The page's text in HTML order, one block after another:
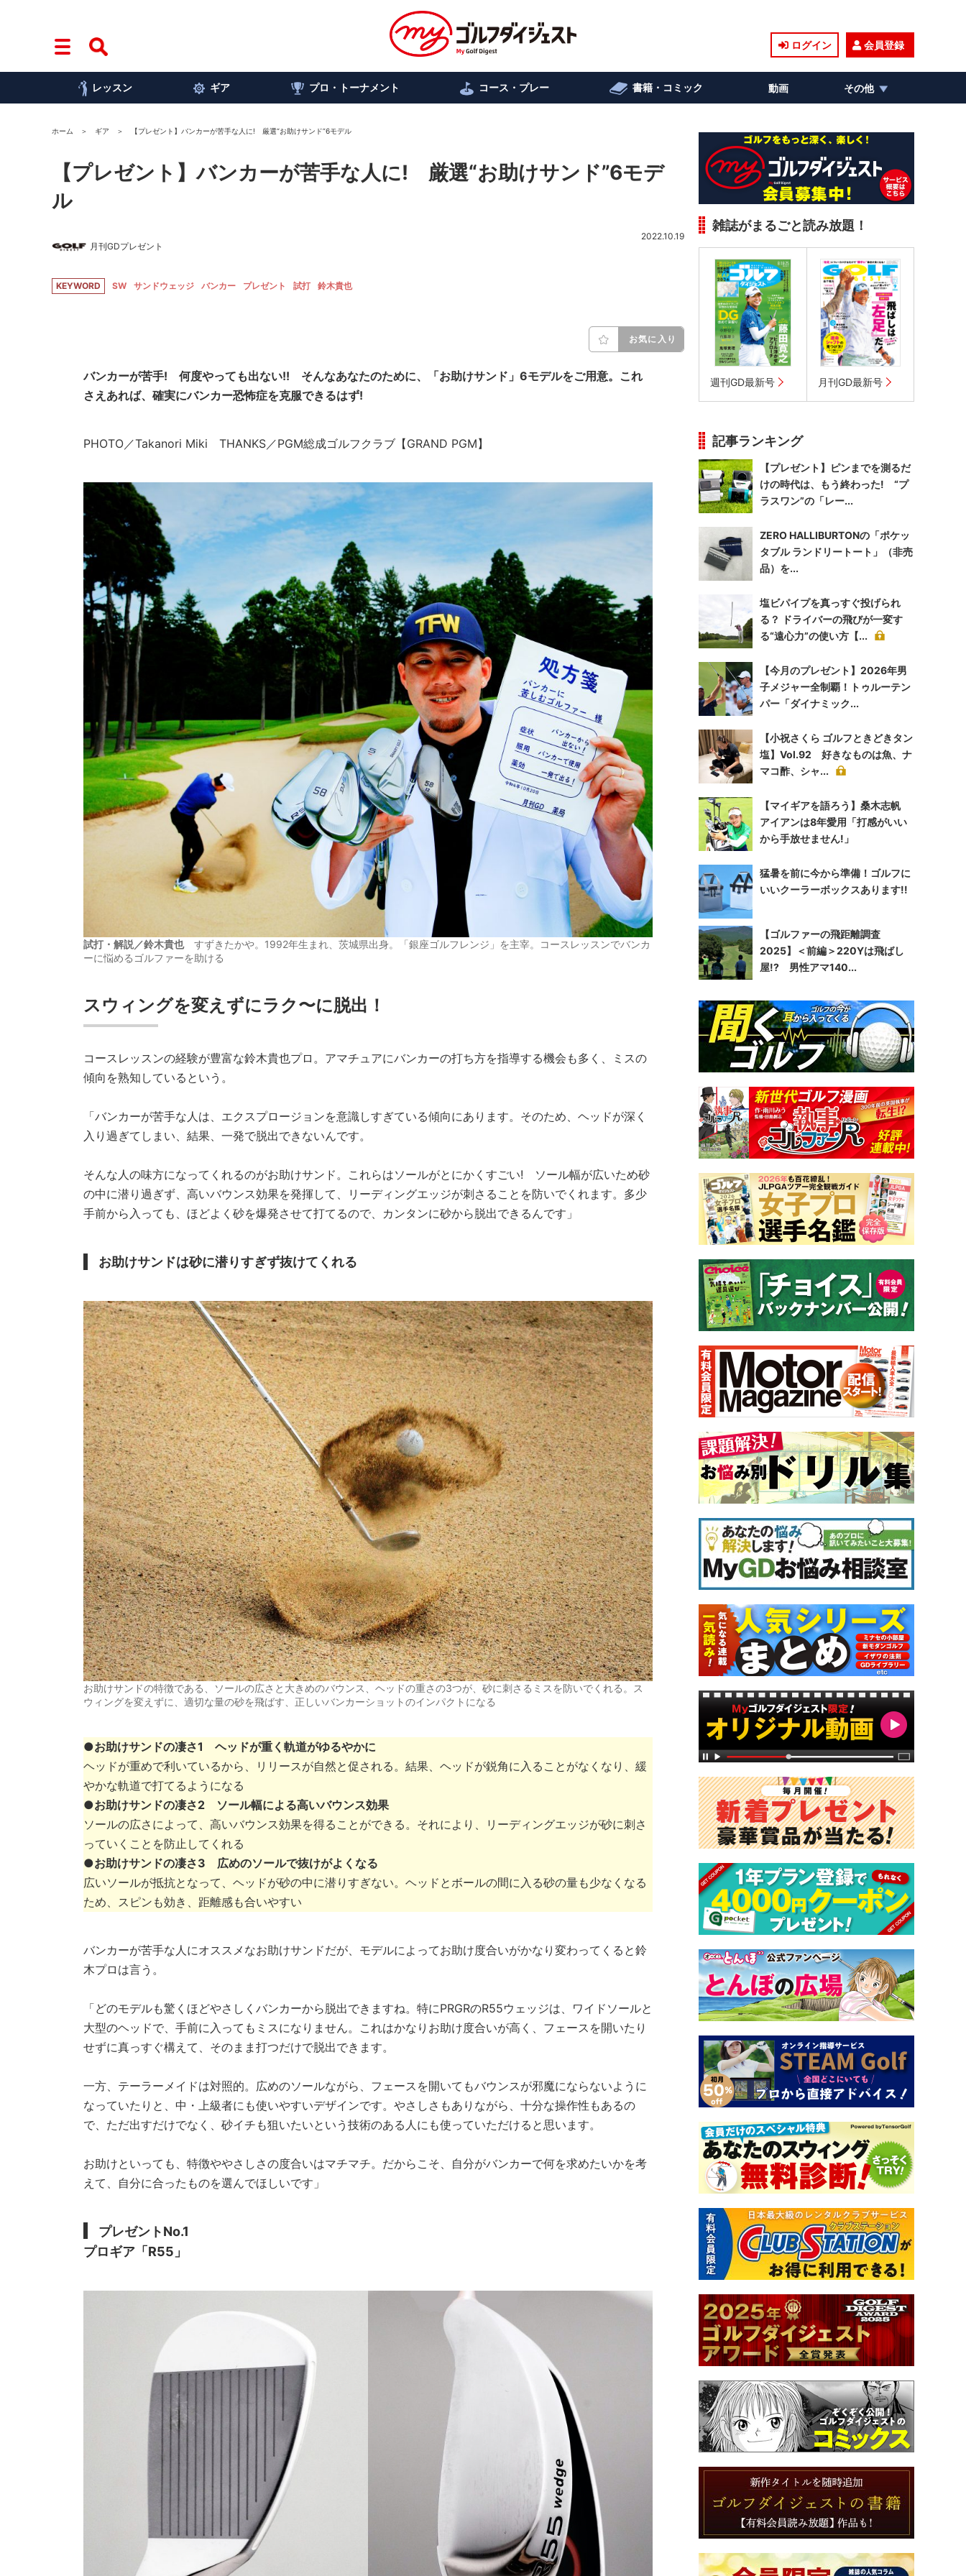
ログイン 会員登録
レッスン ギア プロ・トーナメント コース・プレー 書籍・コミック 動画 その他
ホーム ギア 【プレゼント】バンカーが苦手な人に! 厳選“お助けサンド”6モデル
【プレゼント】バンカーが苦手な人に! 厳選“お助けサンド”6モデ
ル
月刊GDプレゼント
2022.10.19
KEYWORD SW サンドウェッジ バンカー プレゼント 試打 鈴木貴也
お気に入り
バンカーが苦手! 何度やっても出ない!! そんなあなたのために、「お助けサンド」6モデルをご用意。これ
さえあれば、確実にバンカー恐怖症を克服できるはず!
PHOTO／Takanori Miki THANKS／PGM総成ゴルフクラブ【GRAND PGM】
試打・解説／鈴木貴也すずきたかや。1992年生まれ、茨城県出身。「銀座ゴルフレンジ」を主宰。コースレッスンでバンカ
ーに悩めるゴルファーを助ける
スウィングを変えずにラク〜に脱出！
コースレッスンの経験が豊富な鈴木貴也プロ。アマチュアにバンカーの打ち方を指導する機会も多く、ミスの
傾向を熟知しているという。
「バンカーが苦手な人は、エクスプロージョンを意識しすぎている傾向にあります。そのため、ヘッドが深く
入り過ぎてしまい、結果、一発で脱出できないんです。
そんな人の味方になってくれるのがお助けサンド。これらはソールがとにかくすごい! ソール幅が広いため砂
の中に潜り過ぎず、高いバウンス効果を発揮して、リーディングエッジが刺さることを防いでくれます。多少
手前から入っても、ほどよく砂を爆発させて打てるので、カンタンに砂から脱出できるんです」
お助けサンドは砂に潜りすぎず抜けてくれる
お助けサンドの特徴である、ソールの広さと大きめのバウンス、ヘッドの重さの3つが、砂に刺さるミスを防いでくれる。ス
ウィングを変えずに、適切な量の砂を飛ばす、正しいバンカーショットのインパクトになる
●お助けサンドの凄さ1 ヘッドが重く軌道がゆるやかに
ヘッドが重めで利いているから、リリースが自然と促される。結果、ヘッドが鋭角に入ることがなくなり、緩
やかな軌道で打てるようになる
●お助けサンドの凄さ2 ソール幅による高いバウンス効果
ソールの広さによって、高いバウンス効果を得ることができる。それにより、リーディングエッジが砂に刺さ
っていくことを防止してくれる
●お助けサンドの凄さ3 広めのソールで抜けがよくなる
広いソールが抵抗となって、ヘッドが砂の中に潜りすぎない。ヘッドとボールの間に入る砂の量も少なくなる
ため、スピンも効き、距離感も合いやすい
バンカーが苦手な人にオススメなお助けサンドだが、モデルによってお助け度合いがかなり変わってくると鈴
木プロは言う。
「どのモデルも驚くほどやさしくバンカーから脱出できますね。特にPRGRのR55ウェッジは、ワイドソールと
大型のヘッドで、手前に入ってもミスになりません。これはかなりお助け度合いが高く、フェースを開いたり
せずに真っすぐ構えて、そのまま打つだけで脱出できます。
一方、テーラーメイドは対照的。広めのソールながら、フェースを開いてもバウンスが邪魔にならないように
なっていたりと、中・上級者にも使いやすいデザインです。やさしさもありながら、十分な操作性もあるの
で、ただ出すだけでなく、砂イチも狙いたいという技術のある人にも使っていただけると思います。
お助けといっても、特徴ややさしさの度合いはマチマチ。だからこそ、自分がバンカーで何を求めたいかを考
えて、自分に合ったものを選んでほしいです」
プレゼントNo.1
プロギア「R55」
雑誌がまるごと読み放題！
週刊GD最新号 月刊GD最新号
記事ランキング
【プレゼント】ピンまでを測るだ
けの時代は、もう終わった! “プ
ラスワン”の「レー...
ZERO HALLIBURTONの「ポケッ
タブル ランドリートート」（非売
品）を...
塩ビパイプを真っすぐ投げられ
る？ ドライバーの飛びが一変す
る“遠心力”の使い方【...
【今月のプレゼント】2026年男
子メジャー全制覇！トゥルーテン
パー「ダイナミック...
【小祝さくら ゴルフときどきタン
塩】Vol.92 好きなものは魚、ナ
マコ酢、シャ...
【マイギアを語ろう】桑木志帆
アイアンは8年愛用「打感がいい
から手放せません!」
猛暑を前に今から準備！ゴルフに
いいクーラーボックスあります!!
【ゴルファーの飛距離調査
2025】＜前編＞220Yは飛ばし
屋!? 男性アマ140...